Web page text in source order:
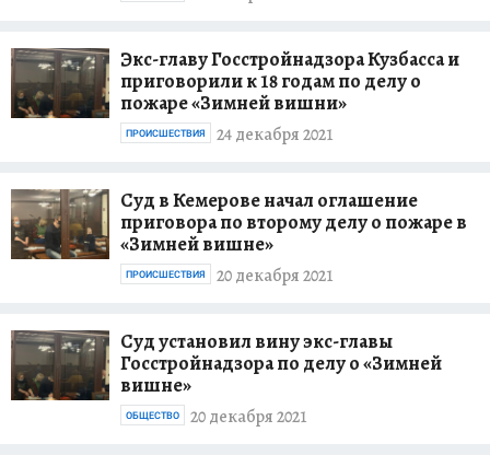
Экс-главу Госстройнадзора Кузбасса и
приговорили к 18 годам по делу о
пожаре «Зимней вишни»
24 декабря 2021
ПРОИСШЕСТВИЯ
Суд в Кемерове начал оглашение
приговора по второму делу о пожаре в
«Зимней вишне»
20 декабря 2021
ПРОИСШЕСТВИЯ
Суд установил вину экс-главы
Госстройнадзора по делу о «Зимней
вишне»
20 декабря 2021
ОБЩЕСТВО